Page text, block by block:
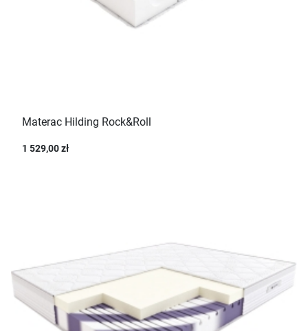
Materac Hilding Rock&Roll
1 529,00 zł